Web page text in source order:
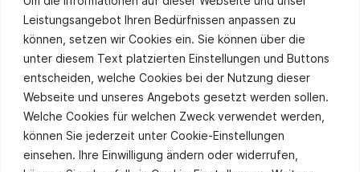
Leistungsangebot Ihren Bedürfnissen anpassen zu
können, setzen wir Cookies ein. Sie können über die
unter diesem Text platzierten Einstellungen und Buttons
entscheiden, welche Cookies bei der Nutzung dieser
Webseite und unseres Angebots gesetzt werden sollen.
Welche Cookies für welchen Zweck verwendet werden,
können Sie jederzeit unter Cookie-Einstellungen
einsehen. Ihre Einwilligung ändern oder widerrufen,
Sie stimmen unserer Datenschutzpolitik
zu.
Alternative: